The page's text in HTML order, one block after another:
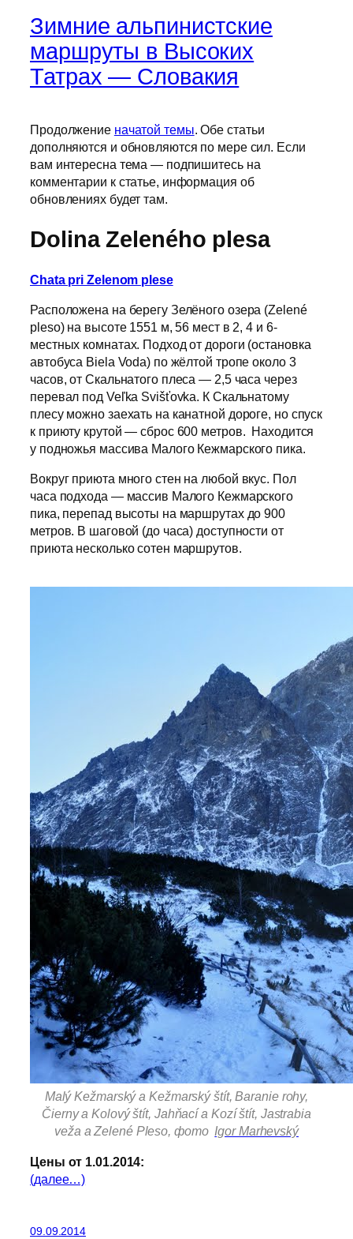
Зимние альпинистские
маршруты в Высоких
Татрах — Словакия
Продолжение начатой темы. Обе статьи
дополняются и обновляются по мере сил. Если
вам интересна тема — подпишитесь на
комментарии к статье, информация об
обновлениях будет там.
Dolina Zeleného plesa
Chata pri Zelenom plese
Расположена на берегу Зелёного озера (Zelené
pleso) на высоте 1551 м, 56 мест в 2, 4 и 6-
местных комнатах. Подход от дороги (остановка
автобуса Biela Voda) по жёлтой тропе около 3
часов, от Скальнатого плеса — 2,5 часа через
перевал под Veľka Svišťovka. К Скальнатому
плесу можно заехать на канатной дороге, но спуск
к приюту крутой — сброс 600 метров. Находится
у подножья массива Малого Кежмарского пика.
Вокруг приюта много стен на любой вкус. Пол
часа подхода — массив Малого Кежмарского
пика, перепад высоты на маршрутах до 900
метров. В шаговой (до часа) доступности от
приюта несколько сотен маршрутов.
Malý Kežmarský a Kežmarský štít, Baranie rohy,
Čierny a Kolový štít, Jahňací a Kozí štít, Jastrabia
veža a Zelené Pleso, фото Igor Marhevský
Цены от 1.01.2014:
(далее…)
09.09.2014